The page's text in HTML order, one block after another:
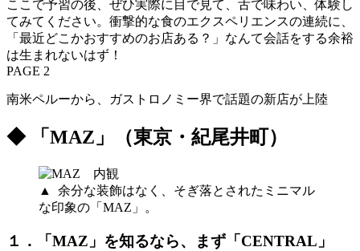
ここで予習の後、ぜひ実際に目で見て、舌で味わい、体験し
てみてください。衝撃的な食のエクスペリエンスの連続に、
「最近どこかおすすめのお店ある？」なんて会話をする余裕
は生まれないはず！
PAGE 2
南米ペルーから、ガストロノミー界で話題の新店が上陸
◆ 「MAZ」（東京・紀尾井町）
▲ 余分な装飾はなく、そぎ落とされたミニマル
な印象の「MAZ」。
１．「MAZ」を知るなら、まず「CENTRAL」